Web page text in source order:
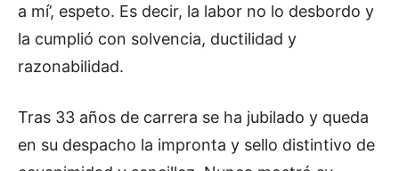
a mí’, espeto. Es decir, la labor no lo desbordo y
la cumplió con solvencia, ductilidad y
razonabilidad.
Tras 33 años de carrera se ha jubilado y queda
en su despacho la impronta y sello distintivo de